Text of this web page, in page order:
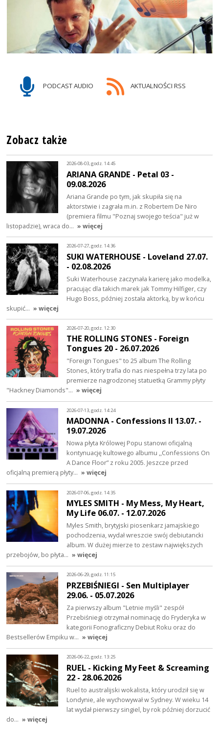
PODCAST AUDIO AKTUALNOŚCI RSS
Zobacz także
2026-08-03, godz. 14:45
ARIANA GRANDE - Petal 03 -
09.08.2026
Ariana Grande po tym, jak skupiła się na
aktorstwie i zagrała m.in. z Robertem De Niro
(premiera filmu "Poznaj swojego teścia" już w
listopadzie), wraca do… » więcej
2026-07-27, godz. 14:36
SUKI WATERHOUSE - Loveland 27.07.
- 02.08.2026
Suki Waterhouse zaczynała karierę jako modelka,
pracując dla takich marek jak Tommy Hilfiger, czy
Hugo Boss, później została aktorką, by w końcu
skupić… » więcej
2026-07-20, godz. 12:30
THE ROLLING STONES - Foreign
Tongues 20 - 26.07.2026
"Foreign Tongues" to 25 album The Rolling
Stones, który trafia do nas niespełna trzy lata po
premierze nagrodzonej statuetką Grammy płyty
"Hackney Diamonds"… » więcej
2026-07-13, godz. 14:24
MADONNA - Confessions II 13.07. -
19.07.2026
Nowa płyta Królowej Popu stanowi oficjalną
kontynuację kultowego albumu ,,Confessions On
A Dance Floor” z roku 2005. Jeszcze przed
oficjalną premierą płyty… » więcej
2026-07-06, godz. 14:35
MYLES SMITH - My Mess, My Heart,
My Life 06.07. - 12.07.2026
Myles Smith, brytyjski piosenkarz jamajskiego
pochodzenia, wydał wreszcie swój debiutancki
album. W dużej mierze to zestaw największych
przebojów, bo płyta… » więcej
2026-06-29, godz. 11:15
PRZEBIŚNIEGI - Sen Multiplayer
29.06. - 05.07.2026
Za pierwszy album "Letnie myśli" zespół
Przebiśniegi otrzymał nominację do Fryderyka w
kategorii Fonograficzny Debiut Roku oraz do
Bestsellerów Empiku w… » więcej
2026-06-22, godz. 13:25
RUEL - Kicking My Feet & Screaming
22 - 28.06.2026
Ruel to australijski wokalista, który urodził się w
Londynie, ale wychowywał w Sydney. W wieku 14
lat wydał pierwszy singiel, by rok później dorzucić
do… » więcej